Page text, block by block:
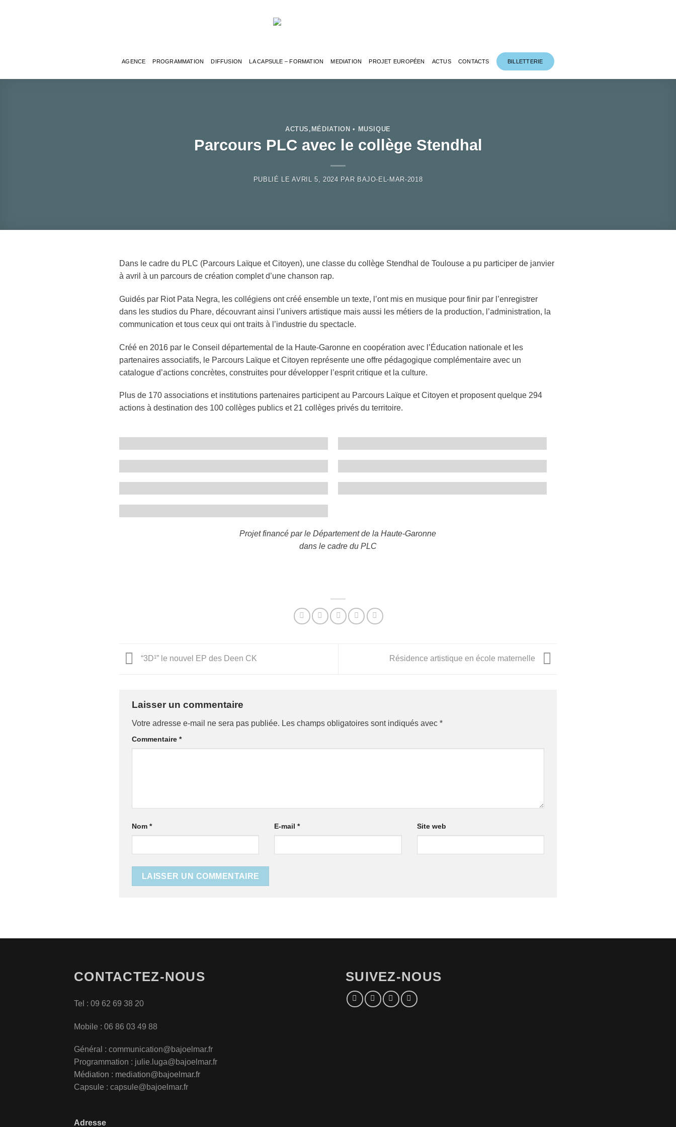
AGENCE PROGRAMMATION DIFFUSION LA CAPSULE – FORMATION MEDIATION PROJET EUROPÉEN ACTUS CONTACTS BILLETTERIE
ACTUS , MÉDIATION • MUSIQUE
Parcours PLC avec le collège Stendhal
PUBLIÉ LEAVRIL 5, 2024 PAR BAJO-EL-MAR-2018
Dans le cadre du PLC (Parcours Laïque et Citoyen), une classe du collège Stendhal de Toulouse a pu participer de janvier
à avril à un parcours de création complet d’une chanson rap.
Guidés par Riot Pata Negra, les collégiens ont créé ensemble un texte, l’ont mis en musique pour finir par l’enregistrer
dans les studios du Phare, découvrant ainsi l’univers artistique mais aussi les métiers de la production, l’administration, la
communication et tous ceux qui ont traits à l’industrie du spectacle.
Créé en 2016 par le Conseil départemental de la Haute-Garonne en coopération avec l’Éducation nationale et les
partenaires associatifs, le Parcours Laïque et Citoyen représente une offre pédagogique complémentaire avec un
catalogue d’actions concrètes, construites pour développer l’esprit critique et la culture.
Plus de 170 associations et institutions partenaires participent au Parcours Laïque et Citoyen et proposent quelque 294
actions à destination des 100 collèges publics et 21 collèges privés du territoire.
Projet financé par le Département de la Haute-Garonne
dans le cadre du PLC
“3D¹” le nouvel EP des Deen CK Résidence artistique en école maternelle
Laisser un commentaire
Votre adresse e-mail ne sera pas publiée. Les champs obligatoires sont indiqués avec *
Commentaire *
Nom * E-mail* Site web
CONTACTEZ-NOUS
Tel : 09 62 69 38 20
Mobile : 06 86 03 49 88
Général : communication@bajoelmar.fr
Programmation : julie.luga@bajoelmar.fr
Médiation : mediation@bajoelmar.fr
Capsule : capsule@bajoelmar.fr
Adresse
SUIVEZ-NOUS